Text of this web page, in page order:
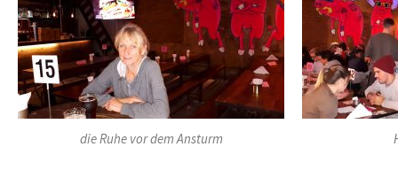
die Ruhe vor dem Ansturm